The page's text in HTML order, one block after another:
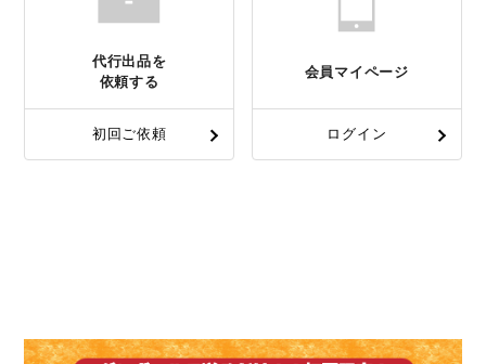
代行出品を
依頼する
初回ご依頼
会員マイページ
ログイン